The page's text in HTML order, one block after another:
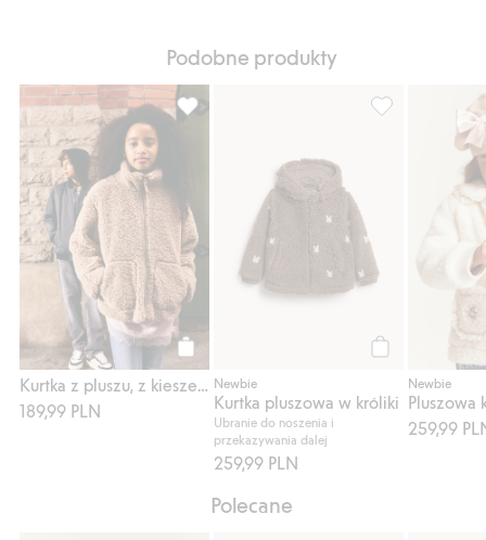
Podobne produkty
Kup
189,99 PLN
Kurtka z pluszu, z kieszeniami, Dodaj do
Newbie
Kurtka pluszowa w króliki
Ubranie do noszenia i
przekazywania dalej
259,99 PLN
Kurtka
Newbie
259,99
Polecane